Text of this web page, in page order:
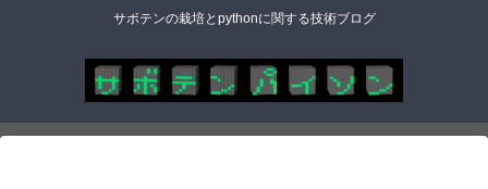
サボテンの栽培とpythonに関する技術ブログ